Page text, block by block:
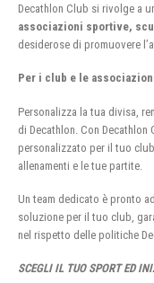
Decathlon Club si rivolge a
associazioni sportive,
desiderose di promuovere
Per i club e le
Personalizza la tua divisa,
di Decathlon. Con
personalizzato per il tuo
allenamenti e le tue partite.
Un team dedicato è pronto
soluzione per il tuo club,
nel rispetto delle politiche
SCEGLI IL TUO SPORT ED